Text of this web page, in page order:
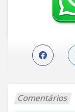
Comentários